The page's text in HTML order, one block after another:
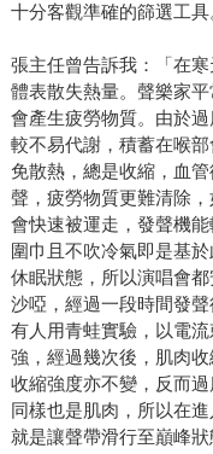
十分客觀準確的篩選工具
張主任曾告訴我：「在
體表散失熱量。聲樂家
會產生疲勞物質。由於
較不易代謝，積蓄在喉
免散熱，總是收縮，血
聲，疲勞物質更難清除
會快速被運走，發聲機
圍巾且不吹冷氣即是基
休眠狀態，所以演唱會
沙啞，經過一段時間發
有人用青蛙實驗，以電
強，經過幾次後，肌肉
收縮強度亦不變，反而
同樣也是肌肉，所以在
就是讓聲帶滑行至巔峰